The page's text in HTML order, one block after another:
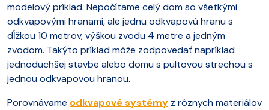
modelový príklad. Nepočítame celý dom so všetkými
odkvapovými hranami, ale jednu odkvapovú hranu s
dĺžkou 10 metrov, výškou zvodu 4 metre a jedným
zvodom. Takýto príklad môže zodpovedať napríklad
jednoduchšej stavbe alebo domu s pultovou strechou s
jednou odkvapovou hranou.
Porovnávame odkvapové systémy z rôznych materiálov